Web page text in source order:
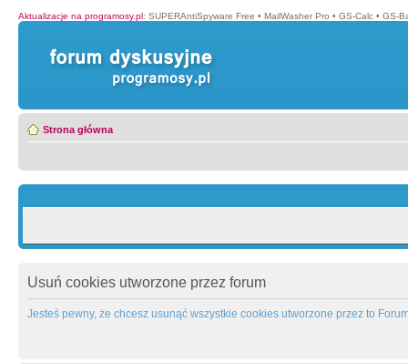
Aktualizacje na programosy.pl: SUPERAntiSpyware Free • MailWasher Pro • GS-Calc • GS-
Strona główna
Usuń cookies utworzone przez forum
Jesteś pewny, że chcesz usunąć wszystkie cookies utworzone przez to